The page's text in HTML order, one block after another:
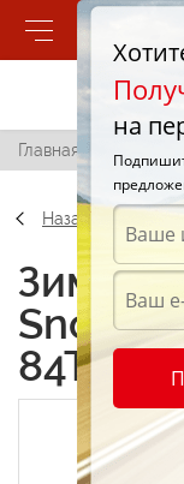
Позвонить
Главная / Lassa
Назад
Зимние
84T
на